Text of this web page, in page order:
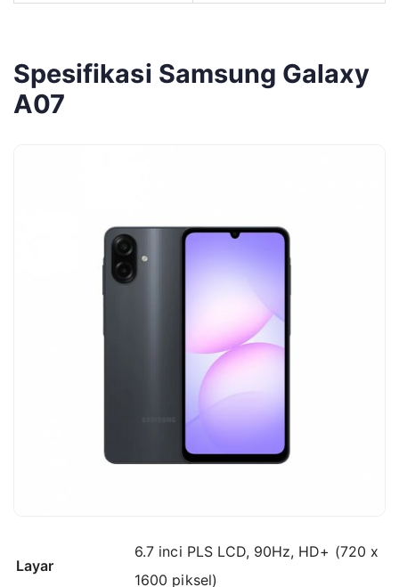
Spesifikasi Samsung Galaxy
A07
Layar
6.7 inci PLS LCD, 90Hz, HD+ (720 x
1600 piksel)